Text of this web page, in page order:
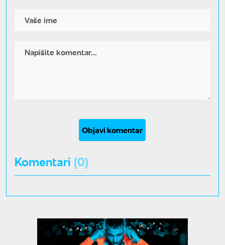
Objavi komentar
Komentari (0)